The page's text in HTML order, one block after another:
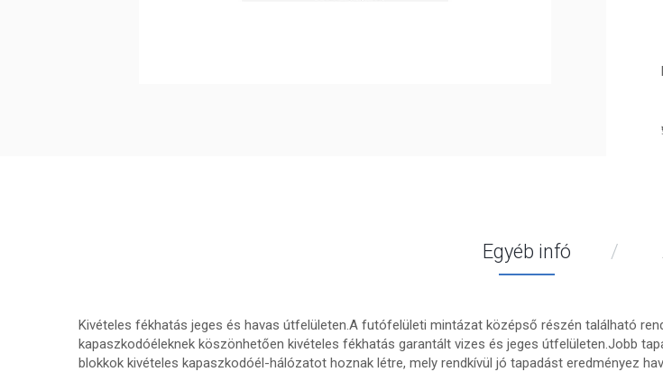
Egyéb infó
Kivételes fékhatás jeges és havas útfelületen.A futófelületi mintázat középső részén található
kapaszkodóéleknek köszönhetően kivételes fékhatás garantált vizes és jeges útfelületen.Jobb
blokkok kivételes kapaszkodóél-hálózatot hoznak létre, mely rendkívül jó tapadást eredményez